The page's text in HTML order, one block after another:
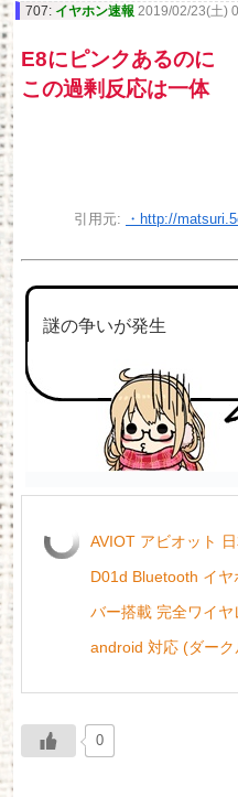
707: イヤホン速報 2019/02/23(土)
E8にピンクあるのに
この過剰反応は一体
引用元: ・http://
謎の争いが発生
AVIOT アビオット
D01d Bluetooth イ
バー搭載 完全ワイ
android 対応 (ダーク
0